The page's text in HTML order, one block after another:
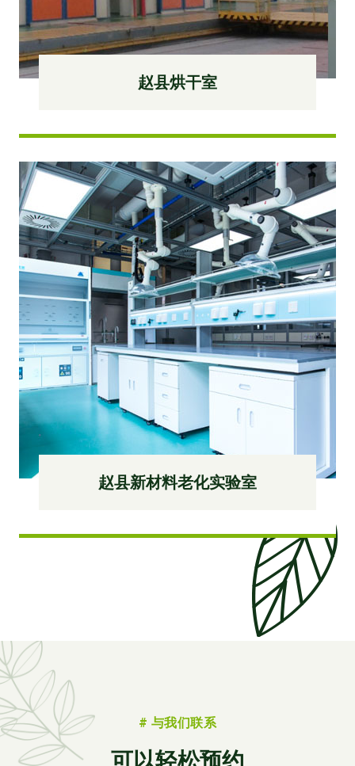
赵县烘干室
赵县新材料老化实验室
# 与我们联系